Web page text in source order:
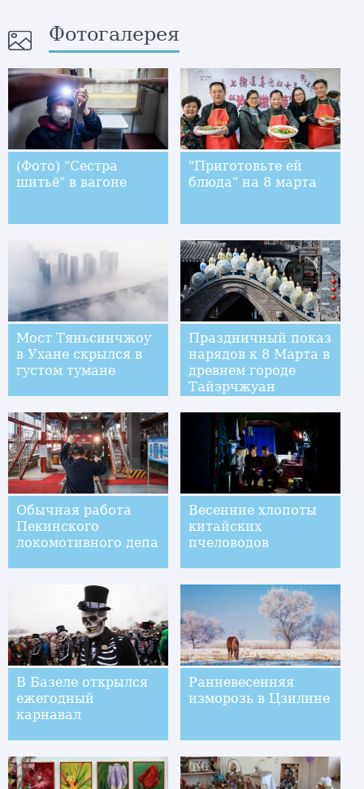
Фотогалерея
(Фото) "Сестра
шитьё" в вагоне
"Приготовьте ей
блюда" на 8 марта
Мост Тяньсинчжоу
в Ухане скрылся в
густом тумане
Праздничный показ
нарядов к 8 Марта в
древнем городе
Тайэрчжуан
Обычная работа
Пекинского
локомотивного депа
Весенние хлопоты
китайских
пчеловодов
В Базеле открылся
ежегодный
карнавал
Ранневесенняя
изморозь в Цзилине